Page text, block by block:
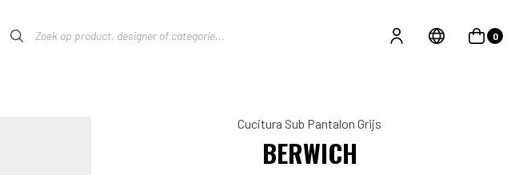
0
Cucitura Sub Pantalon Grijs
BERWICH